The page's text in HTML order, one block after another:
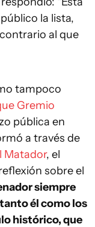
la lista,
al que
tampoco
Gremio
pública en
a través de
Matador, el
sobre el
siempre
él como los
histórico, que